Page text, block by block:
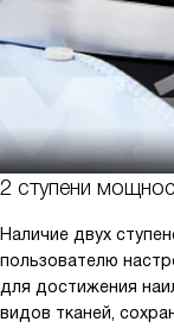
2 ступени
Наличие двух
пользователю
для достижения
видов тканей,